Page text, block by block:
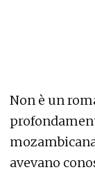
Non è un
avevano